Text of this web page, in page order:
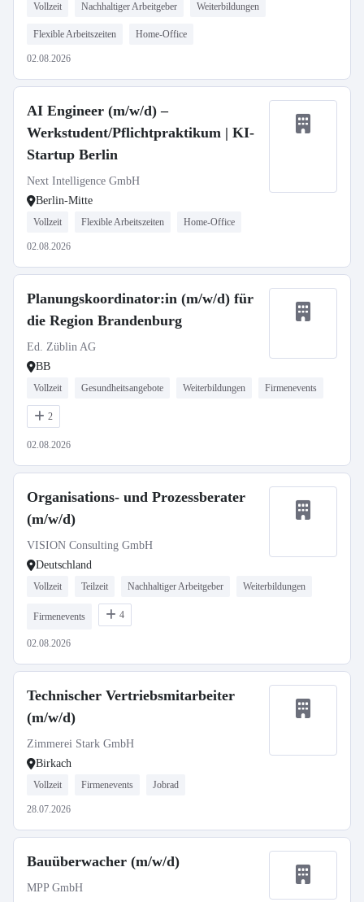
Vollzeit Nachhaltiger Arbeitgeber Weiterbildungen
Flexible Arbeitszeiten Home-Office
02.08.2026
AI Engineer (m/w/d) –
Werkstudent/Pflichtpraktikum | KI-
Startup Berlin
Next Intelligence GmbH
Berlin-Mitte
Vollzeit Flexible Arbeitszeiten Home-Office
02.08.2026
Planungskoordinator:in (m/w/d) für
die Region Brandenburg
Ed. Züblin AG
BB
Vollzeit Gesundheitsangebote Weiterbildungen Firmenevents
2
02.08.2026
Organisations- und Prozessberater
(m/w/d)
VISION Consulting GmbH
Deutschland
Vollzeit Teilzeit Nachhaltiger Arbeitgeber Weiterbildungen
Firmenevents 4
02.08.2026
Technischer Vertriebsmitarbeiter
(m/w/d)
Zimmerei Stark GmbH
Birkach
Vollzeit Firmenevents Jobrad
28.07.2026
Bauüberwacher (m/w/d)
MPP GmbH